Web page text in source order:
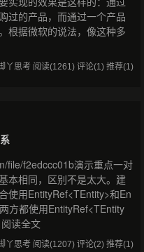
过的产品，而通过一个产品
根据微软的说法，像这种多
丫思考 阅读(1261) 评论(1) 推荐(1)
file/f2edccc01b演示重点一对
本相同，区别不是太大。建
使用EntityRef<TEntity>和En
方都使用EntityRef<TEntity
阅读全文
丫思考 阅读(1207) 评论(2) 推荐(1)